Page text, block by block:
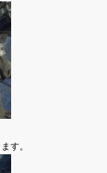
す。